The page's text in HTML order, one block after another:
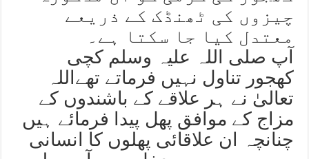
چیزوں کی ٹھنڈک کے ذریعے
معتدل کیا جا سکتا ہے۔
آپ صلی اللہ علیہ وسلم کچی
کھجور تناول نہیں فرماتے تھےاللہ
تعالیٰ نے ہر علاقے کے باشندوں کے
مزاج کے موافق پھل پیدا فرمائے ہیں
چنانچہ ان علاقائی پھلوں کا انسانی